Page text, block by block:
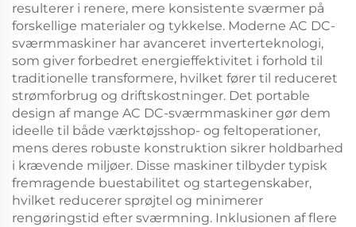
resulterer i renere, mere konsistente sværmer på
forskellige materialer og tykkelse. Moderne AC DC-
sværmmaskiner har avanceret inverterteknologi,
som giver forbedret energieffektivitet i forhold til
traditionelle transformere, hvilket fører til reduceret
strømforbrug og driftskostninger. Det portable
design af mange AC DC-sværmmaskiner gør dem
ideelle til både værktøjsshop- og feltoperationer,
mens deres robuste konstruktion sikrer holdbarhed
i krævende miljøer. Disse maskiner tilbyder typisk
fremragende buestabilitet og startegenskaber,
hvilket reducerer sprøjtel og minimerer
rengøringstid efter sværmning. Inklusionen af flere